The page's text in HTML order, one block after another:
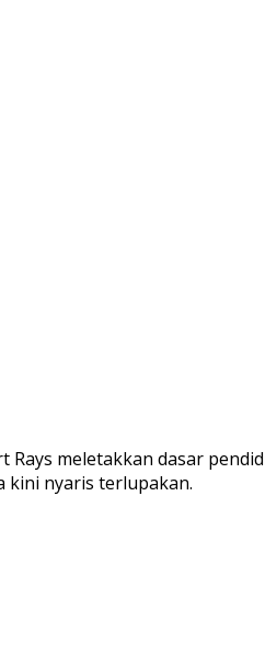
meletakkan dasar
kini nyaris terlupakan.